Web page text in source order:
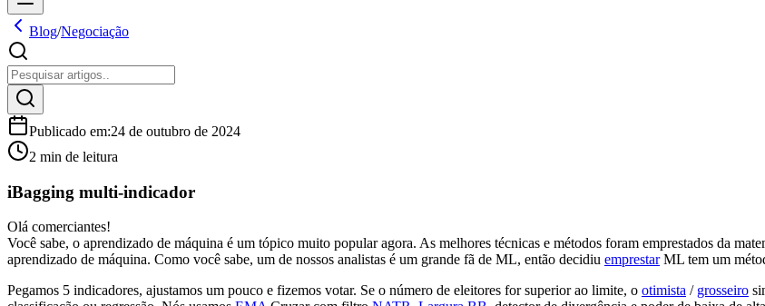
Blog/Negociação
Publicado em:24 de outubro de 2024
2 min de leitura
iBagging multi-indicador
Olá comerciantes!
Você sabe, o aprendizado de máquina é um tópico muito popular agora. As melhores técnicas e métodos foram emprestados da
aprendizado de máquina. Como você sabe, um de nossos analistas é um grande fã de ML, então decidiu emprestarML tem um
Pegamos 5 indicadores, ajustamos um pouco e fizemos votar. Se o número de eleitores for superior ao limite, o otimista / grosseiro